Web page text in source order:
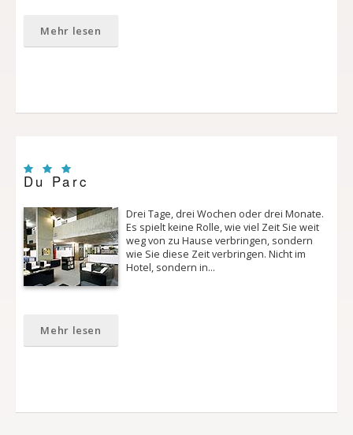
Mehr lesen
Du Parc
Drei Tage, drei Wochen oder drei Monate.
Es spielt keine Rolle, wie viel Zeit Sie weit
weg von zu Hause verbringen, sondern
wie Sie diese Zeit verbringen. Nicht im
Hotel, sondern in…
Mehr lesen